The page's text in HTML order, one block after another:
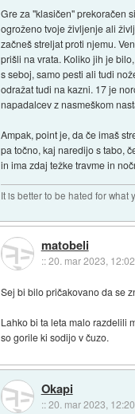
Gre za "klasičen" prekoračen
ogroženo tvoje življenje ali
začneš streljat proti njemu.
prišli na vrata. Koliko jih je
s seboj, samo pesti ali tudi
odražat tudi na kazni. 17 je
napadalcev z nasmeškom
Ampak, point je, da če imaš
pa točno, kaj naredijo s tabo,
in ima zdaj težke travme in
It is better to be hated for
matobeli
::20. mar 2023, 12:02
Sej bi bilo pričakovano da se
Lahko bi ta leta malo razdelili
so gorile ki sodijo v čuzo.
Okapi
::20. mar 2023, 12:20